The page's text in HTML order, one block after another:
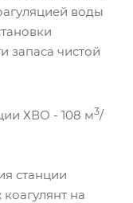
воды
запаса чистой
ХВО - 108 м3/
станции
на